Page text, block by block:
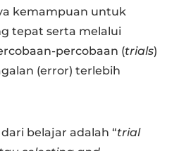
kemampuan untuk
tepat serta melalui
percobaan (trials)
(error) terlebih
belajar adalah “trial